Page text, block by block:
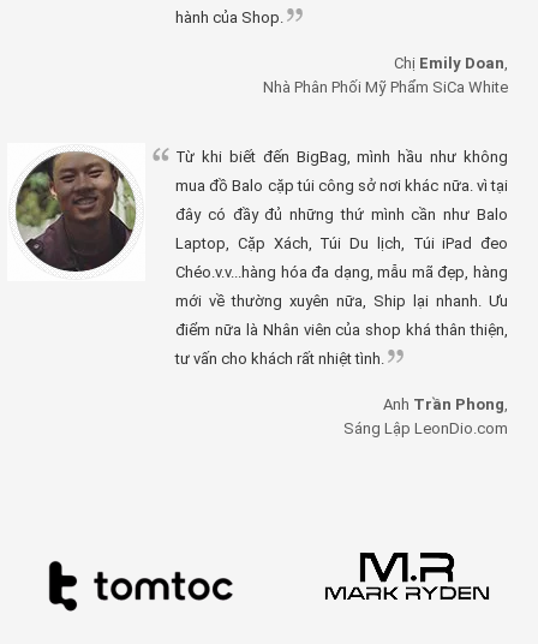
hành của Shop.
Chị Emily Doan,
Nhà Phân Phối Mỹ Phẩm SiCa White
Từ khi biết đến BigBag, mình hầu như không
mua đồ Balo cặp túi công sở nơi khác nữa. vì tại
đây có đầy đủ những thứ mình cần như Balo
Laptop, Cặp Xách, Túi Du lịch, Túi iPad đeo
Chéo.v.v...hàng hóa đa dạng, mẫu mã đẹp, hàng
mới về thường xuyên nữa, Ship lại nhanh. Ưu
điểm nữa là Nhân viên của shop khá thân thiện,
tư vấn cho khách rất nhiệt tình.
Anh Trần Phong,
Sáng Lập LeonDio.com